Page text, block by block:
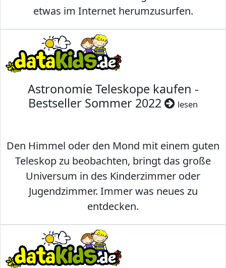
etwas im Internet herumzusurfen.
Astronomie Teleskope kaufen -
Bestseller Sommer 2022
lesen
Den Himmel oder den Mond mit einem guten
Teleskop zu beobachten, bringt das große
Universum in des Kinderzimmer oder
Jugendzimmer. Immer was neues zu
entdecken.